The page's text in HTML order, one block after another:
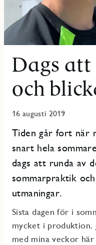
Dags
och
16 augusti 2019
Tiden går fort när
snart hela
dags att runda av
sommarpraktik
utmaningar.
Sista dagen för i
mycket i produktion.
med mina veckor